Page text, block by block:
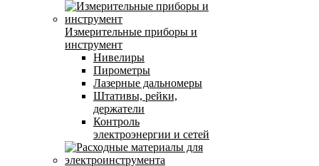
Измерительные приборы и
инструмент
Нивелиры
Пирометры
Лазерные дальномеры
Штативы, рейки,
держатели
Контроль
электроэнергии и сетей